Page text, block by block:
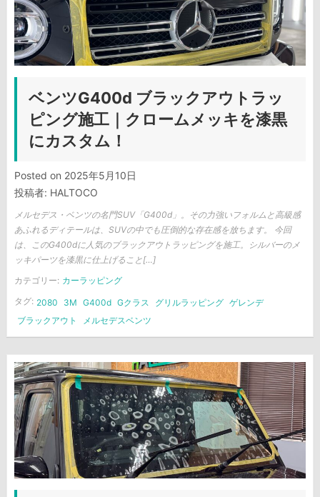
ベンツG400d ブラックアウトラッ
ピング施工｜クロームメッキを漆黒
にカスタム！
Posted on 2025年5月10日
投稿者: HALTOCO
メルセデス・ベンツの名門SUV「G400d」。その力強いフォルムと高級感
あふれるディテールは、SUVの中でも圧倒的な存在感を放ちます。 今回
は、このG400dに人気のブラックアウトラッピングを施工。シルバーのメ
ッキパーツを漆黒に仕上げること[…]
カテゴリー: カーラッピング
タグ: 2080 3M G400d Gクラス グリルラッピング ゲレンデ
ブラックアウト
メルセデスベンツ